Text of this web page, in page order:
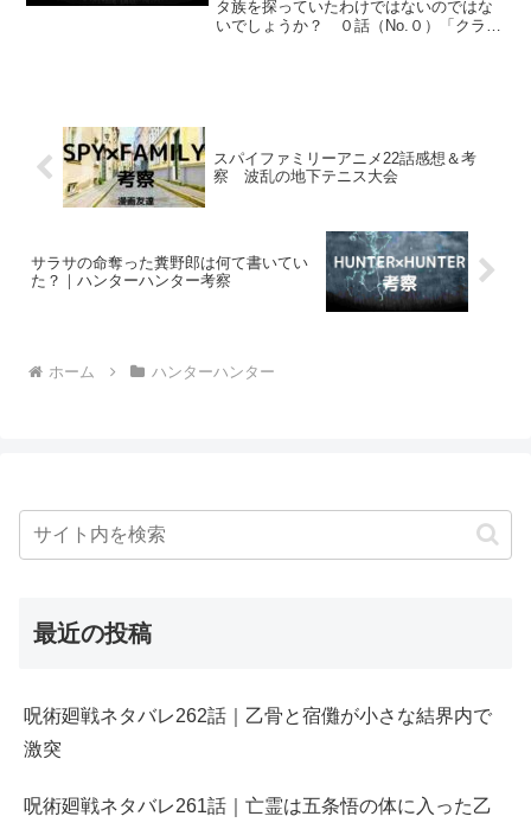
タ族を探っていたわけではないのではな
いでしょうか？ ０話（No.０）「クラピ
スパイファミリーアニメ22話感想＆考
察 波乱の地下テニス大会
サラサの命奪った糞野郎は何て書いてい
た？｜ハンターハンター考察
ホーム ハンターハンター
最近の投稿
呪術廻戦ネタバレ262話｜乙骨と宿儺が小さな結界内で
激突
呪術廻戦ネタバレ261話｜亡霊は五条悟の体に入った乙